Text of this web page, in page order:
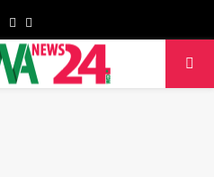
Facebook
Twitter